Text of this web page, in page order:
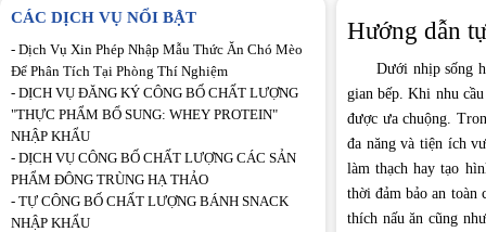
Hướng dẫn
Dưới nhịp sống
gian bếp. Khi nhu
được ưa chuộng.
đa năng và tiện ích
làm thạch hay tạo
thời đảm bảo an toàn
thích nấu ăn cũng
CÁC DỊCH VỤ NỔI BẬT
- Dịch Vụ Xin Phép Nhập Mẫu Thức Ăn Chó Mèo
Để Phân Tích Tại Phòng Thí Nghiệm
- DỊCH VỤ ĐĂNG KÝ CÔNG BỐ CHẤT LƯỢNG
"THỰC PHẨM BỔ SUNG: WHEY PROTEIN"
NHẬP KHẨU
- DỊCH VỤ CÔNG BỐ CHẤT LƯỢNG CÁC SẢN
PHẨM ĐÔNG TRÙNG HẠ THẢO
- TỰ CÔNG BỐ CHẤT LƯỢNG BÁNH SNACK
NHẬP KHẨU